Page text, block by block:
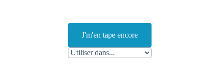
J'm'en tape encore